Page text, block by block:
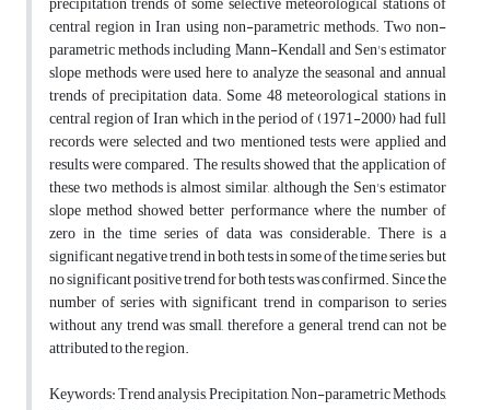
central region in Iran using non-parametric methods. Two non-
parametric methods including Mann-Kendall and Sen's estimator
slope methods were used here to analyze the seasonal and annual
trends of precipitation data. Some 48 meteorological stations in
central region of Iran which in the period of (1971-2000) had full
records were selected and two mentioned tests were applied and
results were compared. The results showed that the application of
these two methods is almost similar, although the Sen's estimator
slope method showed better performance where the number of
zero in the time series of data was considerable. There is a
significant negative trend in both tests in some of the time series, but
no significant positive trend for both tests was confirmed. Since the
number of series with significant trend in comparison to series
without any trend was small, therefore a general trend can not be
attributed to the region.
Keywords: Trend analysis, Precipitation, Non-parametric Methods,